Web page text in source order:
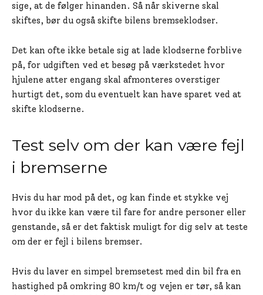
sige, at de følger hinanden. Så når skiverne skal
skiftes, bør du også skifte bilens bremseklodser.
Det kan ofte ikke betale sig at lade klodserne forblive
på, for udgiften ved et besøg på værkstedet hvor
hjulene atter engang skal afmonteres overstiger
hurtigt det, som du eventuelt kan have sparet ved at
skifte klodserne.
Test selv om der kan være fejl
i bremserne
Hvis du har mod på det, og kan finde et stykke vej
hvor du ikke kan være til fare for andre personer eller
genstande, så er det faktisk muligt for dig selv at teste
om der er fejl i bilens bremser.
Hvis du laver en simpel bremsetest med din bil fra en
hastighed på omkring 80 km/t og vejen er tør, så kan